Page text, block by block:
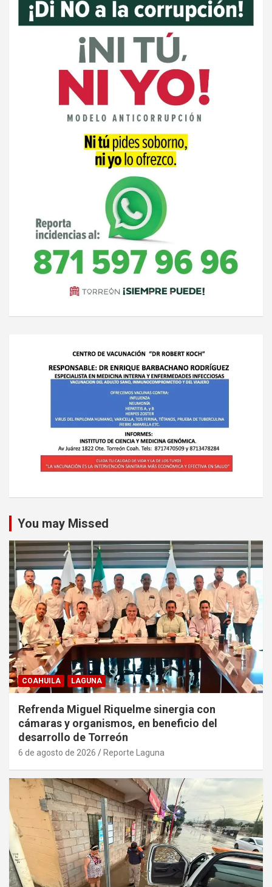
You may Missed
COAHUILA LAGUNA
Refrenda Miguel Riquelme sinergia con
cámaras y organismos, en beneficio del
desarrollo de Torreón
6 de agosto de 2026 Reporte Laguna